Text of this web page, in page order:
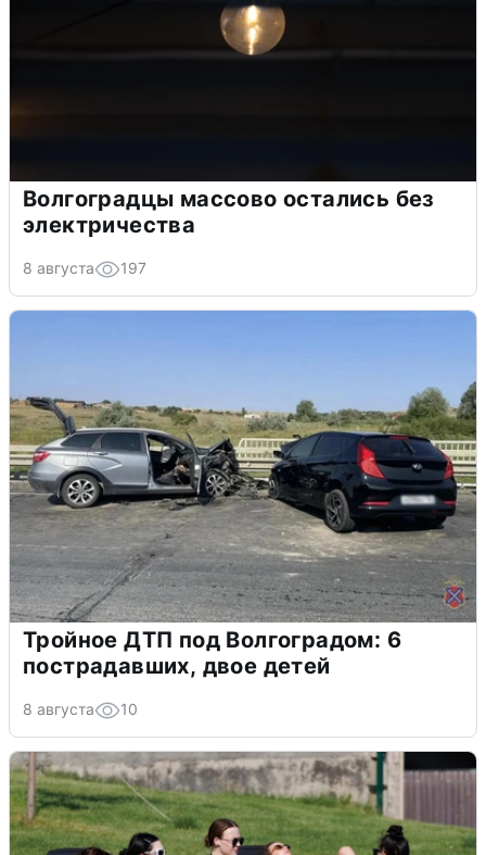
Волгоградцы массово остались без
электричества
8 августа 197
Тройное ДТП под Волгоградом: 6
пострадавших, двое детей
8 августа 10